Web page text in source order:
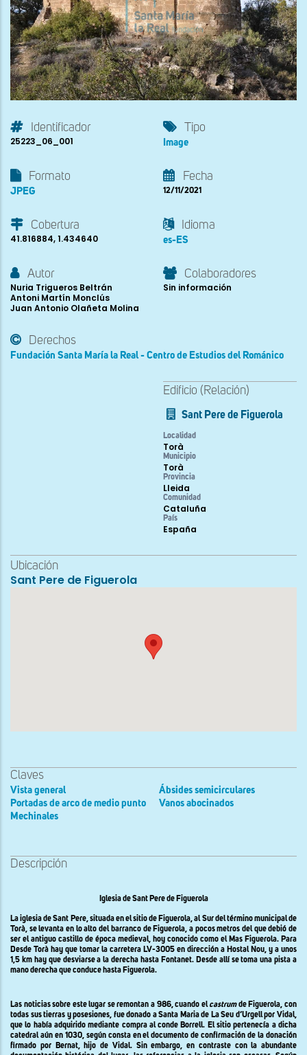
Identificador
25223_06_001
Tipo
Image
Formato
JPEG
Fecha
12/11/2021
Cobertura
41.816884, 1.434640
Idioma
es-ES
Autor
Nuria Trigueros Beltrán
Antoni Martín Monclús
Juan Antonio Olañeta Molina
Colaboradores
Sin información
Derechos
Fundación Santa María la Real - Centro de Estudios del Románico
Edificio (Relación)
Sant Pere de Figuerola
Localidad
Torà
Municipio
Torà
Provincia
Lleida
Comunidad
Cataluña
País
España
Ubicación
Sant Pere de Figuerola
Claves
Vista general
Portadas de arco de medio punto
Mechinales
Ábsides semicirculares
Vanos abocinados
Descripción
Iglesia de Sant Pere de Figuerola
La iglesia de Sant Pere, situada en el sitio de Figuerola, al Sur del término municipal de
Torà, se levanta en lo alto del barranco de Figuerola, a pocos metros del que debió de
ser el antiguo castillo de época medieval, hoy conocido como el Mas Figuerola. Para
Desde Torà hay que tomar la carretera LV-3005 en dirección a Hostal Nou, y a unos
1,5 km hay que desviarse a la derecha hasta Fontanet. Desde allí se toma una pista a
mano derecha que conduce hasta Figuerola.
Las noticias sobre este lugar se remontan a 986, cuando elcastrumde Figuerola, con
todas sus tierras y posesiones, fue donado a Santa Maria de La Seu d’Urgell por Vidal,
que lo había adquirido mediante compra al conde Borrell. El sitio pertenecía a dicha
catedral aún en 1030, según consta en el documento de confirmación de la donación
firmado por Bernat, hijo de Vidal. Sin embargo, en contraste con la abundante